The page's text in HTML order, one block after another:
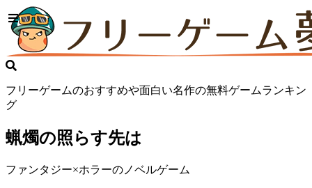
フリーゲームのおすすめや面白い名作の無料ゲームランキン
グ
蝋燭の照らす先は
ファンタジー×ホラーのノベルゲーム